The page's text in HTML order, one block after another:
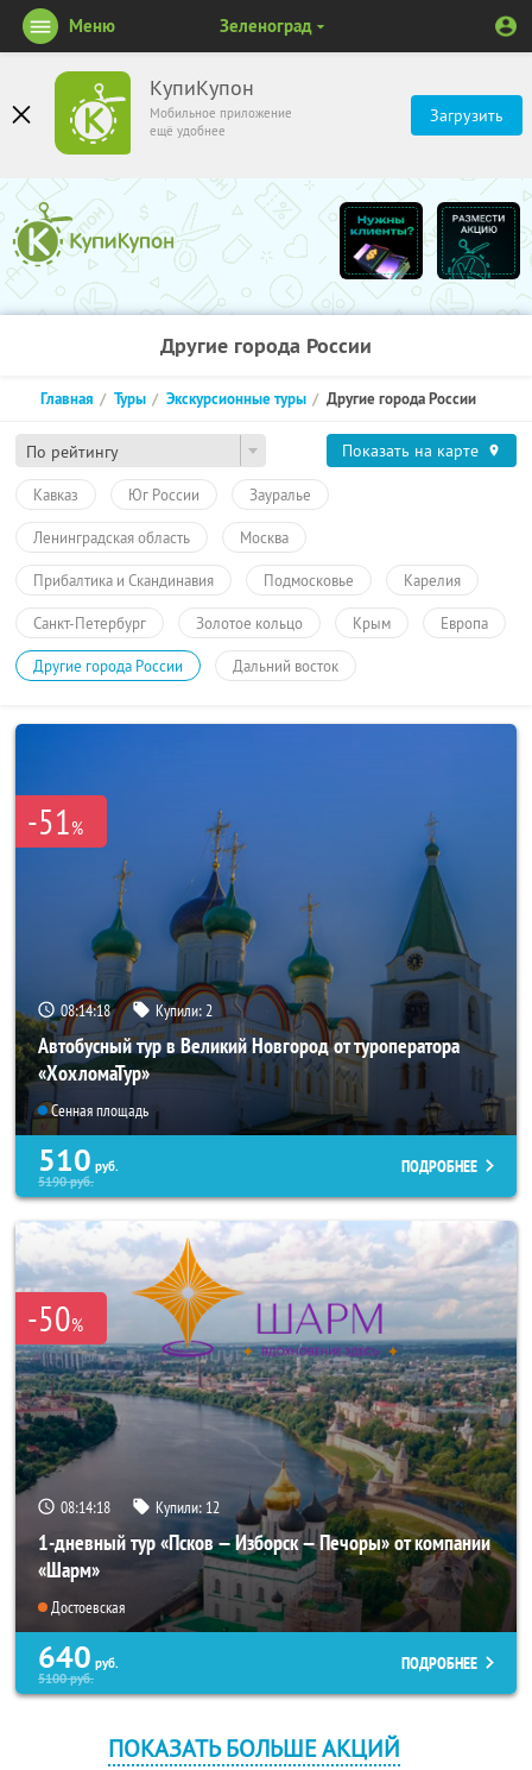
КупиКупон
Мобильное приложение
ещё удобнее
Загрузить
Меню Зеленоград
Другие города России
По рейтингу
Главная Туры Экскурсионные туры Другие города России
Показать на карте
Кавказ Юг России Зауралье
Ленинградская область Москва
Прибалтика и Скандинавия Подмосковье Карелия
Санкт-Петербург Золотое кольцо Крым Европа
Другие города России Дальний восток
-51%
08:14:17 Купили: 2
Автобусный тур в Великий Новгород от туроператора
«ХохломаТур»
Сенная площадь
510 руб.
5190руб.
ПОДРОБНЕЕ
-50%
08:14:17 Купили: 12
1-дневный тур «Псков — Изборск — Печоры» от компании
«Шарм»
Достоевская
640 руб.
5100руб.
ПОДРОБНЕЕ
ПОКАЗАТЬ БОЛЬШЕ АКЦИЙ